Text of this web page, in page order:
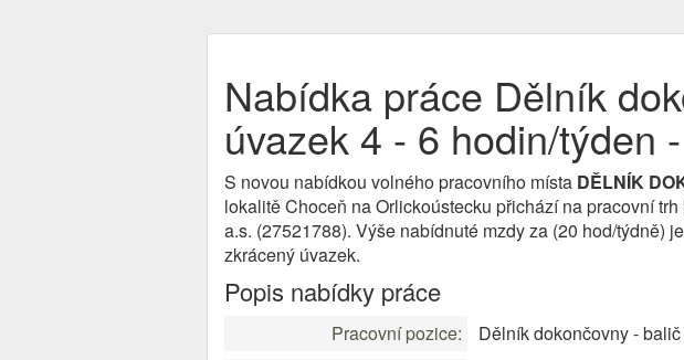
Nabídka práce Dělník
úvazek 4 - 6 hodin/týden
S novou nabídkou volného pracovního místa DĚLNÍK
lokalitě Choceň na Orlickoústecku přichází na pracovní
a.s. (27521788). Výše nabídnuté mzdy za (20 hod/týdně) je
zkrácený úvazek.
Popis nabídky práce
Pracovní pozice:
Dělník dokončovny -